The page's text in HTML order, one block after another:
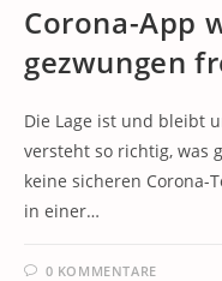
Corona-App
gezwungen
Die Lage ist und bleibt
versteht so richtig, was
keine sicheren Corona-
in einer…
0 KOMMENTARE